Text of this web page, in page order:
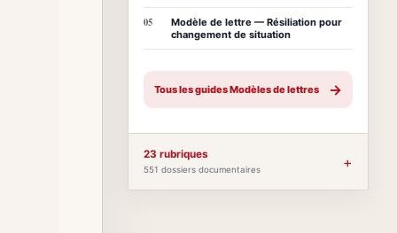
05
Modèle de lettre — Résiliation pour
changement de situation
Tous les guides Modèles de lettres →
23 rubriques
551 dossiers documentaires +